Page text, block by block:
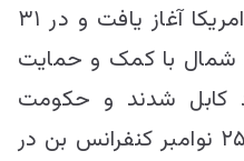
در ۷ اکتور حملات هوایی امریکا آغاز یافت و در ۳۱
شمال با کمک و حمایت
کابل شدند و حکومت
طالبان سرنگون گردید. در ۲۵ نوامبر کنفرانس بن در